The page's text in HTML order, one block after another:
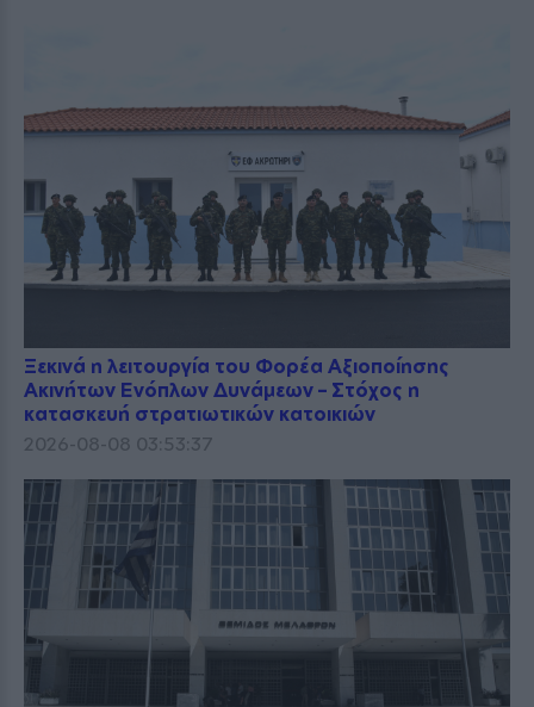
Ξεκινά η λειτουργία του Φορέα Αξιοποίησης
Ακινήτων Ενόπλων Δυνάμεων – Στόχος η
κατασκευή στρατιωτικών κατοικιών
2026-08-08 03:53:37